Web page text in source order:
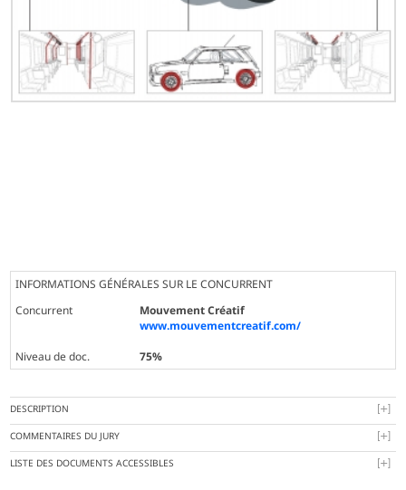
INFORMATIONS GÉNÉRALES SUR LE CONCURRENT
Concurrent
Mouvement Créatif
www.mouvementcreatif.com/
Niveau de doc.
75%
DESCRIPTION
COMMENTAIRES DU JURY
LISTE DES DOCUMENTS ACCESSIBLES